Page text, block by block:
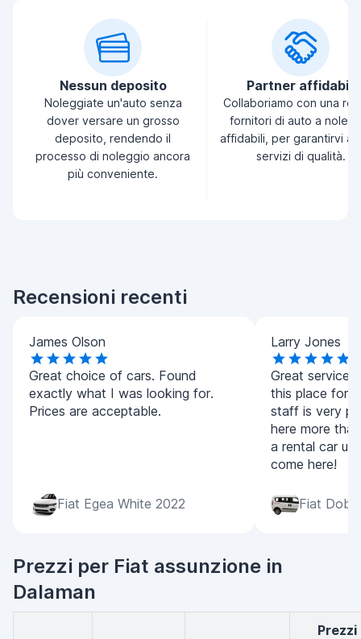
Nessun deposito
Noleggiate un'auto senza
dover versare un grosso
deposito, rendendo il
processo di noleggio ancora
più conveniente.
Partner affidabili
Collaboriamo con una
fornitori di auto a
affidabili, per garantirvi
servizi di qualità.
Recensioni recenti
James Olson
Great choice of cars. Found
exactly what I was looking for.
Prices are acceptable.
Fiat Egea White 2022
Larry Jones
Great service!
this place for
staff is very
here more
a rental car
come here!
Fiat
Prezzi per Fiat assunzione in
Dalaman
Prezzi